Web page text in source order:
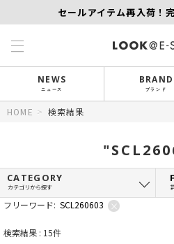
セールアイテム再入荷！
NEWS
ニュース
BRAND
ブランド
HOME > 検索結果
CATEGORY
カテゴリから探す
フリーワード: SCL260603 ×
検索結果 : 15件